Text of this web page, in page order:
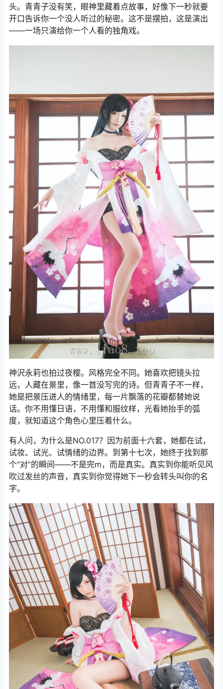
头。青青子没有笑，眼神里藏着点故事，好像下一秒就要
开口告诉你一个没人听过的秘密。这不是摆拍，这是演出
——一场只演给你一个人看的独角戏。
神沢永莉也拍过夜樱。风格完全不同。她喜欢把镜头拉
远，人藏在景里，像一首没写完的诗。但青青子不一样，
她是把景压进人的情绪里，每一片飘落的花瓣都替她说
话。你不用懂日语，不用懂和服纹样，光看她抬手的弧
度，就知道这个角色心里压着什么。
有人问，为什么是NO.017？因为前面十六套，她都在试，
试妆、试光、试情绪的边界。到第十七次，她终于找到那
个“对”的瞬间——不是完m，而是真实。真实到你能听见风
吹过发丝的声音，真实到你觉得她下一秒会转头叫你的名
字。